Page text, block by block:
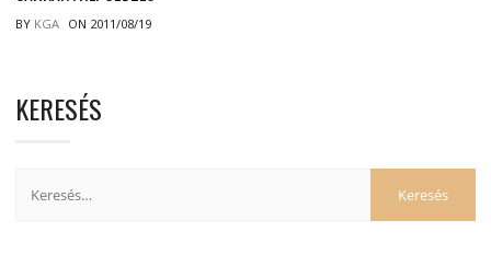
BY KGA ON 2011/08/19
KERESÉS